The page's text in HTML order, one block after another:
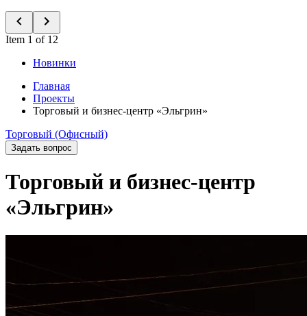
Item 1 of 12
Новинки
Главная
Проекты
Торговый и бизнес-центр «Эльгрин»
Торговый (Офисный)
Задать вопрос
Торговый и бизнес-центр
«Эльгрин»